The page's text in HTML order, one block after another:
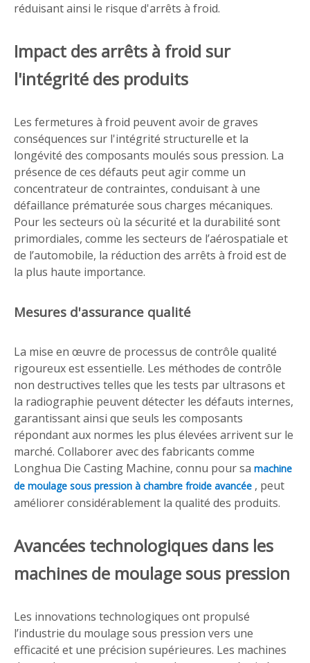
réduisant ainsi le risque d'arrêts à froid.
Impact des arrêts à froid sur
l'intégrité des produits
Les fermetures à froid peuvent avoir de graves
conséquences sur l'intégrité structurelle et la
longévité des composants moulés sous pression. La
présence de ces défauts peut agir comme un
concentrateur de contraintes, conduisant à une
défaillance prématurée sous charges mécaniques.
Pour les secteurs où la sécurité et la durabilité sont
primordiales, comme les secteurs de l’aérospatiale et
de l’automobile, la réduction des arrêts à froid est de
la plus haute importance.
Mesures d'assurance qualité
La mise en œuvre de processus de contrôle qualité
rigoureux est essentielle. Les méthodes de contrôle
non destructives telles que les tests par ultrasons et
la radiographie peuvent détecter les défauts internes,
garantissant ainsi que seuls les composants
répondant aux normes les plus élevées arrivent sur le
marché. Collaborer avec des fabricants comme
Longhua Die Casting Machine, connu pour sa machine
de moulage sous pression à chambre froide avancée , peut
améliorer considérablement la qualité des produits.
Avancées technologiques dans les
machines de moulage sous pression
Les innovations technologiques ont propulsé
l’industrie du moulage sous pression vers une
efficacité et une précision supérieures. Les machines